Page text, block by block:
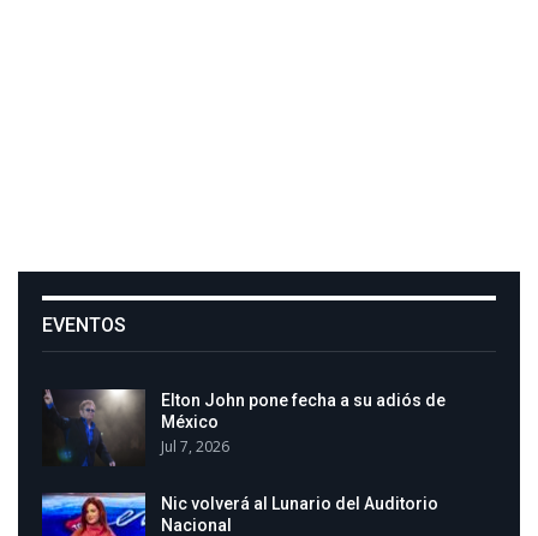
EVENTOS
Elton John pone fecha a su adiós de
México
Jul 7, 2026
Nic volverá al Lunario del Auditorio
Nacional